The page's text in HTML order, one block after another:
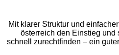
Mit klarer Struktur und
österreich den Einstieg und
schnell zurechtfinden – ein